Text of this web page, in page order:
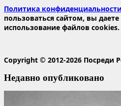
Политика конфиденциальности
пользоваться сайтом, вы даете
использование файлов cookies.
Copyright © 2012-2026 Посреди
Недавно опубликовано